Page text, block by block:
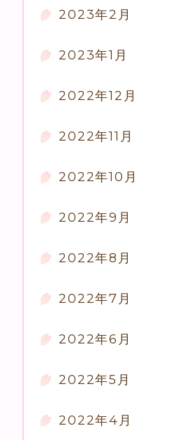
2023年2月
2023年1月
2022年12月
2022年11月
2022年10月
2022年9月
2022年8月
2022年7月
2022年6月
2022年5月
2022年4月